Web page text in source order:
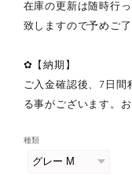
在庫の更新は随時行
致しますので予めご了
✿【納期】
ご入金確認後、7日
る事がございます。
種類